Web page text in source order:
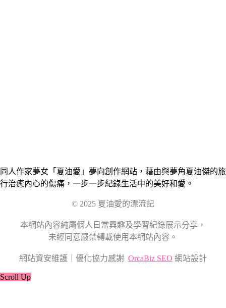
同人作家夢女「夏油愛」夢向創作網站，藉由與夢角夏油傑的旅
行治癒內心的傷痛，一步一步紀錄生活中的美好和愛。
© 2025 夏油愛的漂流記
本網站內容純屬個人日常興趣及學習紀錄展示分享，
未經同意嚴禁轉載使用本網站內容。
網站資安維護｜優化協力感謝 OrcaBiz SEO 網站設計
Scroll Up